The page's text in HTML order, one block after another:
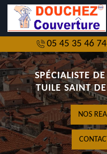
05 45 35 46 74
SPÉCIALISTE
TUILE SAINT
NOS